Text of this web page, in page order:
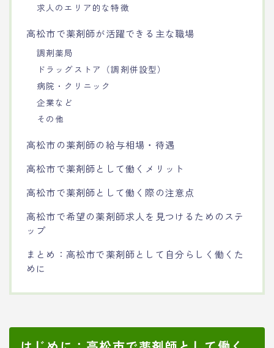
求人のエリア的な特徴
高松市で薬剤師が活躍できる主な職場
調剤薬局
ドラッグストア（調剤併設型）
病院・クリニック
企業など
その他
高松市の薬剤師の給与相場・待遇
高松市で薬剤師として働くメリット
高松市で薬剤師として働く際の注意点
高松市で希望の薬剤師求人を見つけるためのステ
ップ
まとめ：高松市で薬剤師として自分らしく働くた
めに